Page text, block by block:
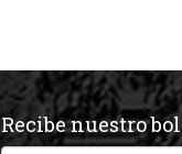
Recibe nuestro